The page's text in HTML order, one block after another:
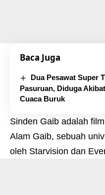
Baca Juga
Dua Pesawat Super
Pasuruan, Diduga
Cuaca Buruk
Sinden Gaib adalah
Alam Gaib, sebuah
oleh Starvision dan